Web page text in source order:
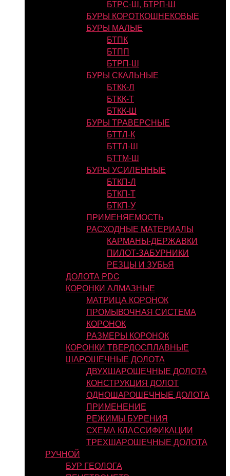
БТРС-Ш, БТРП-Ш
БУРЫ КОРОТКОШНЕКОВЫЕ
БУРЫ МАЛЫЕ
БТПК
БТПП
БТРП-Ш
БУРЫ СКАЛЬНЫЕ
БТКК-Л
БТКК-Т
БТКК-Ш
БУРЫ ТРАВЕРСНЫЕ
БТТЛ-К
БТТЛ-Ш
БТТМ-Ш
БУРЫ УСИЛЕННЫЕ
БТКП-Л
БТКП-Т
БТКП-У
ПРИМЕНЯЕМОСТЬ
РАСХОДНЫЕ МАТЕРИАЛЫ
КАРМАНЫ-ДЕРЖАВКИ
ПИЛОТ-ЗАБУРНИКИ
РЕЗЦЫ И ЗУБЬЯ
ДОЛОТА PDC
КОРОНКИ АЛМАЗНЫЕ
МАТРИЦА КОРОНОК
ПРОМЫВОЧНАЯ СИСТЕМА
КОРОНОК
РАЗМЕРЫ КОРОНОК
КОРОНКИ ТВЕРДОСПЛАВНЫЕ
ШАРОШЕЧНЫЕ ДОЛОТА
ДВУХШАРОШЕЧНЫЕ ДОЛОТА
КОНСТРУКЦИЯ ДОЛОТ
ОДНОШАРОШЕЧНЫЕ ДОЛОТА
ПРИМЕНЕНИЕ
РЕЖИМЫ БУРЕНИЯ
СХЕМА КЛАССИФИКАЦИИ
ТРЕХШАРОШЕЧНЫЕ ДОЛОТА
РУЧНОЙ
БУР ГЕОЛОГА